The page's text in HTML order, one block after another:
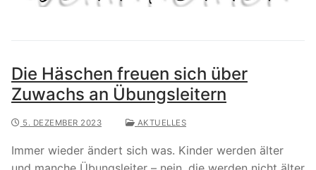
Die Häschen freuen sich über
Zuwachs an Übungsleitern
5. DEZEMBER 2023 AKTUELLES
Immer wieder ändert sich was. Kinder werden älter